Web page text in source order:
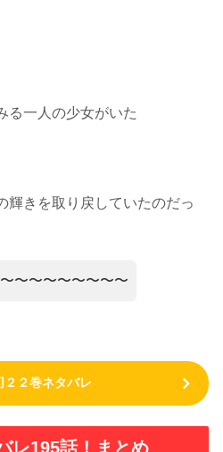
る一人の少女がいた
輝きを取り戻していたのだっ
〜〜〜〜〜〜〜〜
２２巻ネタバレ
レ195話！まとめ